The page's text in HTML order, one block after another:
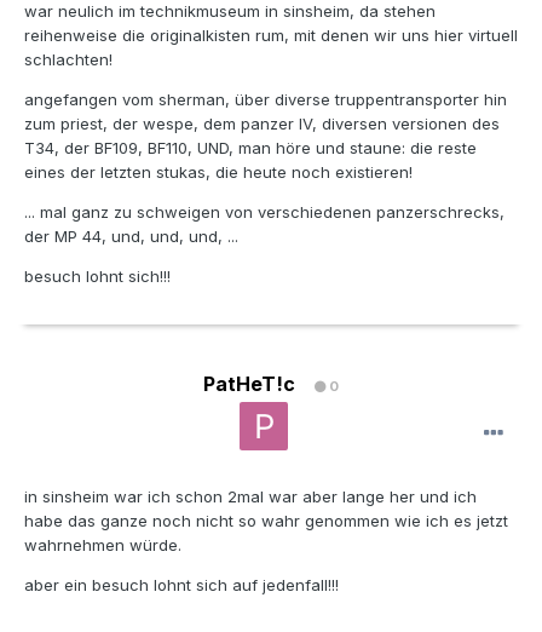
war neulich im technikmuseum in sinsheim, da stehen
reihenweise die originalkisten rum, mit denen wir uns hier virtuell
schlachten!
angefangen vom sherman, über diverse truppentransporter hin
zum priest, der wespe, dem panzer IV, diversen versionen des
T34, der BF109, BF110, UND, man höre und staune: die reste
eines der letzten stukas, die heute noch existieren!
... mal ganz zu schweigen von verschiedenen panzerschrecks,
der MP 44, und, und, und, ...
besuch lohnt sich!!!
PatHeT!c 0
in sinsheim war ich schon 2mal war aber lange her und ich
habe das ganze noch nicht so wahr genommen wie ich es jetzt
wahrnehmen würde.
aber ein besuch lohnt sich auf jedenfall!!!